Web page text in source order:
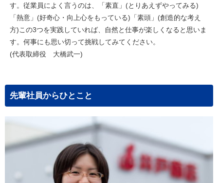
す。従業員によく言うのは、「素直」(とりあえずやってみる)
「熱意」(好奇心・向上心をもっている)「素頭」(創造的な考え
方)この3つを実践していれば、自然と仕事が楽しくなると思いま
す。何事にも思い切って挑戦してみてください。
(代表取締役 大橋武一)
先輩社員からひとこと